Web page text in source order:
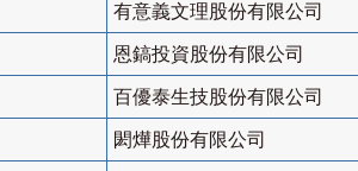
有意義文理股份有限公司
恩鎬投資股份有限公司
百優泰生技股份有限公司
閎燁股份有限公司